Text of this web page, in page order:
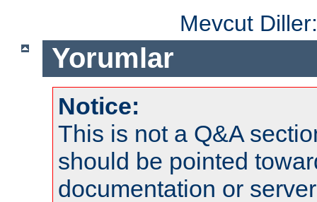
Mevcut
Yorumlar
Notice:
This is not a Q&A
should be pointed
documentation or